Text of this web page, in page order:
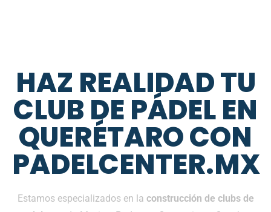
HAZ REALIDAD TU
CLUB DE PÁDEL EN
QUERÉTARO CON
PADELCENTER.MX
Estamos especializados en la construcción de clubs de